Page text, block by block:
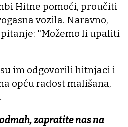
Hitne pomoći, proučiti
vozila. Naravno,
"Možemo li upaliti
im odgovorili hitnjaci i
opću radost mališana,
zapratite nas na